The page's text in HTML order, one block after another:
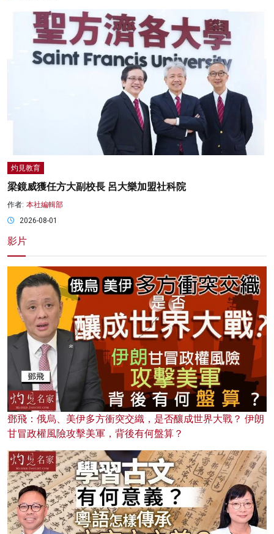
灼見教育
梁鏡威獲任方大副校長 呂大樂加盟社科院
作者: 本社編輯部
2026-08-01
影片
鄧飛：俄烏、美伊多方衝突交織，是否釀成世界大戰？ 伊朗
甘冒政權風險攻擊美軍，背後有何盤算？